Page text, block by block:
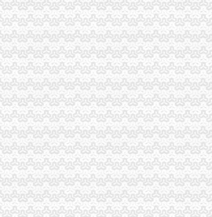
夯实信用信息工作基础
作被《中国消费者报》等国家级报刊报道
举服务订单农业
代办公司提供方便
田镇捐赠5万元救灾款
参加旱救灾
入帮扶乡镇开展旱赈灾活动
视察区工商分局渝中区代办公司工作
办公司期间食品市场大检查
区代办公司加队伍建设
措施开展危险化学品安全专项整
区委书记马正其就万州局支持库区产业发展和移